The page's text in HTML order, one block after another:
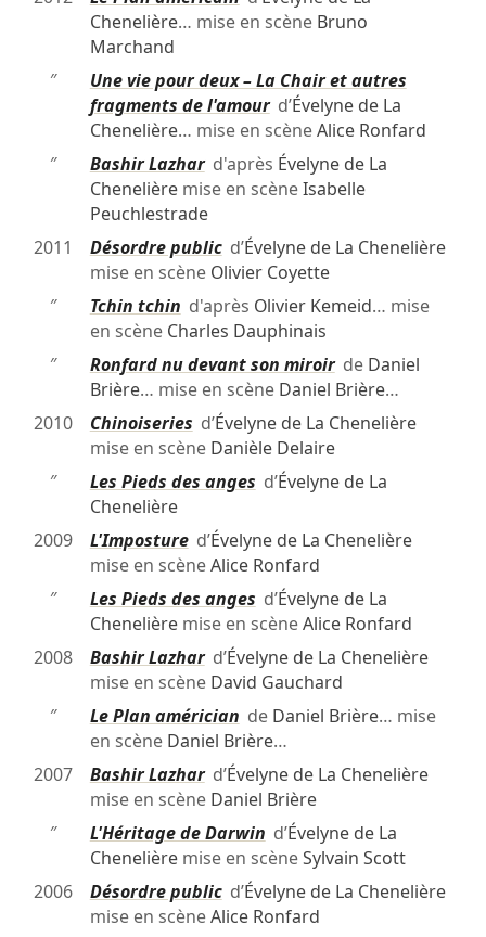
Chenelière… mise en scène Bruno
Marchand
″
Une vie pour deux – La Chair et autres
fragments de l'amourd’Évelyne de La
Chenelière… mise en scèneAlice Ronfard
″
Bashir Lazhard'après Évelyne de La
Chenelièremise en scèneIsabelle
Peuchlestrade
2011
Désordre publicd’Évelyne de La Chenelière
mise en scène Olivier Coyette
″
Tchin tchin d'après Olivier Kemeid… mise
en scène Charles Dauphinais
″
Ronfard nu devant son miroirde Daniel
Brière… mise en scène Daniel Brière…
2010
Chinoiseries d’Évelyne de La Chenelière
mise en scène Danièle Delaire
″
Les Pieds des anges d’Évelyne de La
Chenelière
2009
L'Impostured’Évelyne de La Chenelière
mise en scèneAlice Ronfard
″
Les Pieds des anges d’Évelyne de La
Chenelièremise en scèneAlice Ronfard
2008
Bashir Lazhard’Évelyne de La Chenelière
mise en scène David Gauchard
″
Le Plan américian de Daniel Brière… mise
en scène Daniel Brière…
2007
Bashir Lazhard’Évelyne de La Chenelière
mise en scène Daniel Brière
″
L'Héritage de Darwin d’Évelyne de La
Chenelièremise en scèneSylvain Scott
2006
Désordre publicd’Évelyne de La Chenelière
mise en scèneAlice Ronfard